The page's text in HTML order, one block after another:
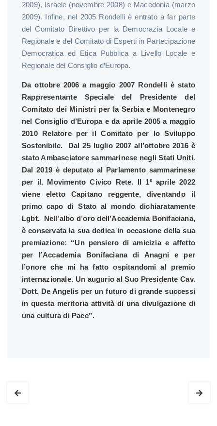
2009), Israele (novembre 2008) e Macedonia (marzo
2009). Infine, nel 2005 Rondelli è entrato a far parte
del Comitato Direttivo per la Democrazia Locale e
Regionale e del Comitato di Esperti in Partecipazione
Democratica ed Etica Pubblica a Livello Locale e
Regionale del Consiglio d’Europa.
Da ottobre 2006 a maggio 2007 Rondelli è stato
Rappresentante Speciale del Presidente del
Comitato dei Ministri per la Serbia e Montenegro
nel Consiglio d’Europa e da aprile 2005 a maggio
2010 Relatore per il Comitato per lo Sviluppo
Sostenibile. Dal 25 luglio 2007 all’ottobre 2016 è
stato Ambasciatore sammarinese negli Stati Uniti.
Dal 2019 è deputato al Parlamento sammarinese
per il. Movimento Civico Rete. Il 1º aprile 2022
viene eletto Capitano reggente, diventando il
primo capo di Stato al mondo dichiaratamente
Lgbt. Nell’albo d’oro dell’Accademia Bonifaciana,
è conservata la sua dedica in occasione della sua
premiazione: “Un pensiero di amicizia e affetto
per l’Accademia Bonifaciana di Anagni e per
l’onore che mi ha fatto ospitandomi al premio
internazionale. Un augurio al Suo Presidente Cav.
Dott. De Angelis per un futuro di grande successi
in questa meritoria attività di una divulgazione di
una cultura di Pace”.